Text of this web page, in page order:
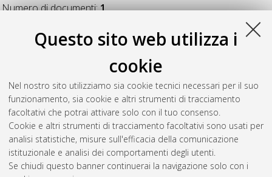
Questo sito web utilizza i
cookie
Nel nostro sito utilizziamo sia cookie tecnici necessari per il suo
funzionamento, sia cookie e altri strumenti di tracciamento
facoltativi che potrai attivare solo con il tuo consenso.
Cookie e altri strumenti di tracciamento facoltativi sono usati per
analisi statistiche, misure sull'efficacia della comunicazione
istituzionale e analisi dei comportamenti degli utenti.
Se chiudi questo banner continuerai la navigazione solo con i
Numero di documenti:1.
archeologico: Il caso di Suasa.[Laurea specialistica a ciclo
unico], Università di Bologna, Corso di Studio inArchitettura
[TU-DM509] - Cesena, Documento ad accesso riservato.
Questa lista e' stata generata ilSat Aug 8 17:42:08 2026
CEST